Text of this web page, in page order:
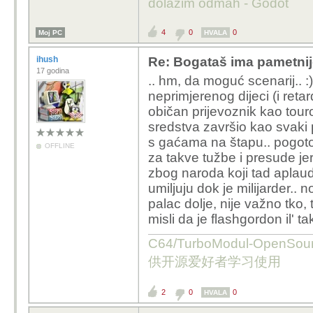
našao da ima
konzumirati
je pametnije
nedajbože
Nije to još gotovo -
aplicirao
dolazim odmah - Godot
Moj PC 4 0 HVALA 0
ihush
17 godina
OFFLINE
Re: Bogataš ima
.. hm, da moguć scenarij..
neprimjerenog dijeci (i
običan prijevoznik kao
sredstva završio kao svaki
s gaćama na štapu..
za takve tužbe i presude
zbog naroda koji tad
umiljuju dok je milijarder..
palac dolje, nije važno
misli da je flashgordon il'
C64/TurboModul-
供开源爱好者学习使用
2 0 HVALA 0